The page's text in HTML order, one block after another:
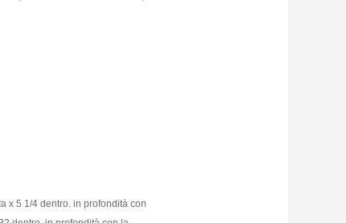
x 5 1/4 dentro. in profondità con